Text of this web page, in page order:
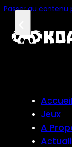
Passer au contenu
Accueil
Jeux
A